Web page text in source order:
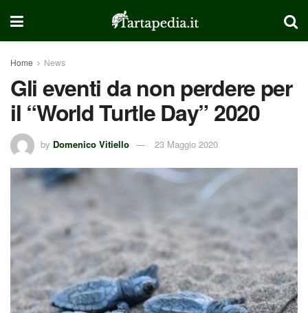
Home News
Gli eventi da non perdere per
il “World Turtle Day” 2020
by Domenico Vitiello 23 Maggio 2020